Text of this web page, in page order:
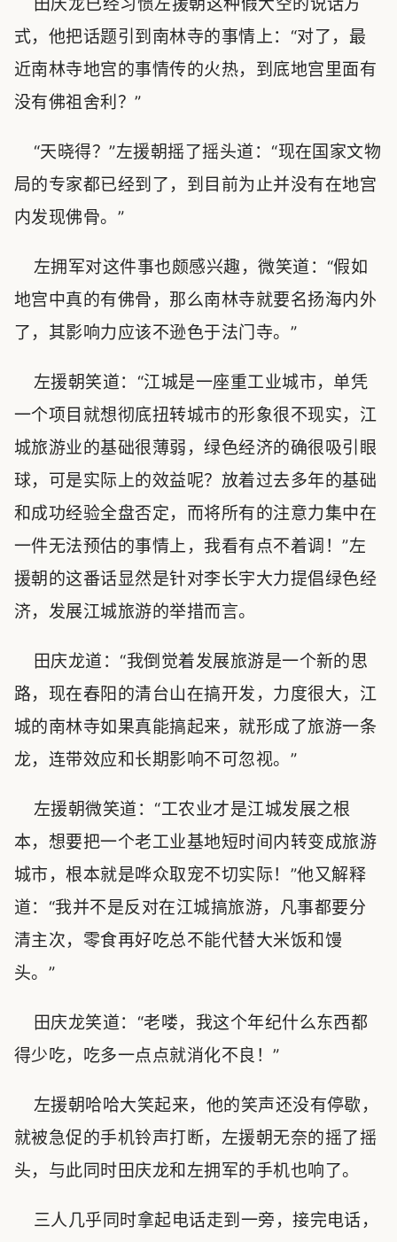
式，他把话题引到南林寺的事情上：“对了，最
近南林寺地宫的事情传的火热，到底地宫里面有
没有佛祖舍利？”
“天晓得？”左援朝摇了摇头道：“现在国家文物
局的专家都已经到了，到目前为止并没有在地宫
内发现佛骨。”
左拥军对这件事也颇感兴趣，微笑道：“假如
地宫中真的有佛骨，那么南林寺就要名扬海内外
了，其影响力应该不逊色于法门寺。”
左援朝笑道：“江城是一座重工业城市，单凭
一个项目就想彻底扭转城市的形象很不现实，江
城旅游业的基础很薄弱，绿色经济的确很吸引眼
球，可是实际上的效益呢？放着过去多年的基础
和成功经验全盘否定，而将所有的注意力集中在
一件无法预估的事情上，我看有点不着调！”左
援朝的这番话显然是针对李长宇大力提倡绿色经
济，发展江城旅游的举措而言。
田庆龙道：“我倒觉着发展旅游是一个新的思
路，现在春阳的清台山在搞开发，力度很大，江
城的南林寺如果真能搞起来，就形成了旅游一条
龙，连带效应和长期影响不可忽视。”
左援朝微笑道：“工农业才是江城发展之根
本，想要把一个老工业基地短时间内转变成旅游
城市，根本就是哗众取宠不切实际！”他又解释
道：“我并不是反对在江城搞旅游，凡事都要分
清主次，零食再好吃总不能代替大米饭和馒
头。”
田庆龙笑道：“老喽，我这个年纪什么东西都
得少吃，吃多一点点就消化不良！”
左援朝哈哈大笑起来，他的笑声还没有停歇，
就被急促的手机铃声打断，左援朝无奈的摇了摇
头，与此同时田庆龙和左拥军的手机也响了。
三人几乎同时拿起电话走到一旁，接完电话，